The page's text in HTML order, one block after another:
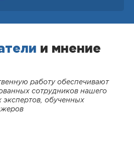
и мнение
работу обеспечивают
сотрудников нашего
экспертов, обученных